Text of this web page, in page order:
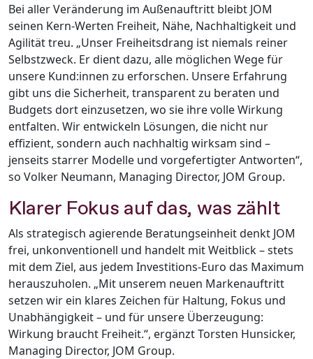
Bei aller Veränderung im Außenauftritt bleibt JOM
seinen Kern-Werten Freiheit, Nähe, Nachhaltigkeit und
Agilität treu. „Unser Freiheitsdrang ist niemals reiner
Selbstzweck. Er dient dazu, alle möglichen Wege für
unsere Kund:innen zu erforschen. Unsere Erfahrung
gibt uns die Sicherheit, transparent zu beraten und
Budgets dort einzusetzen, wo sie ihre volle Wirkung
entfalten. Wir entwickeln Lösungen, die nicht nur
effizient, sondern auch nachhaltig wirksam sind –
jenseits starrer Modelle und vorgefertigter Antworten“,
so Volker Neumann, Managing Director, JOM Group.
Klarer Fokus auf das, was zählt
Als strategisch agierende Beratungseinheit denkt JOM
frei, unkonventionell und handelt mit Weitblick – stets
mit dem Ziel, aus jedem Investitions-Euro das Maximum
herauszuholen. „Mit unserem neuen Markenauftritt
setzen wir ein klares Zeichen für Haltung, Fokus und
Unabhängigkeit – und für unsere Überzeugung:
Wirkung braucht Freiheit.“, ergänzt Torsten Hunsicker,
Managing Director, JOM Group.